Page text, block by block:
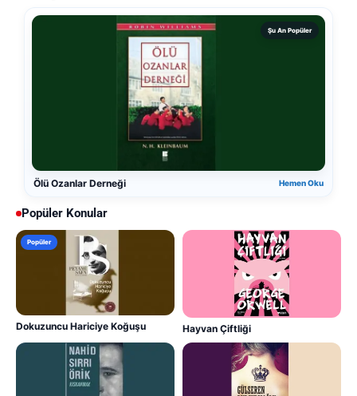
Şu An Popüler
Ölü Ozanlar Derneği Hemen Oku
Popüler Konular
Popüler
Dokuzuncu Hariciye Koğuşu Hayvan Çiftliği